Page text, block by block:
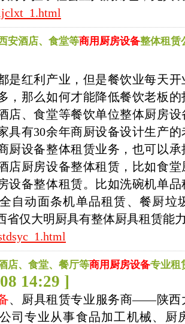
安酒店、食堂等商用厨房设备整体租赁
是红利产业，但是餐饮业每天
，那么如何才能降低餐饮老板
店、食堂等餐饮单位整体厨房
具有30余年商厨设备设计生产
厨设备整体租赁业务，也可以
店厨房设备整体租赁，比如食
设备整体租赁。比如洗碗机单
自动面条机单品租赁、餐厨垃
省仅大明厨具有整体厨具租赁能
店、食堂、餐厅等商用厨房设备专业
14:29 ]
、厨具租赁专业服务商——陕西
司专业从事食品加工机械、厨